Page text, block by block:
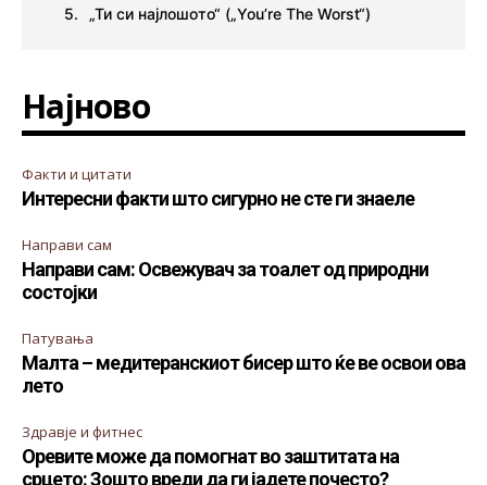
„Ти си најлошото“ („You’re The Worst“)
Најново
Факти и цитати
Интересни факти што сигурно не сте ги знаеле
Направи сам
Направи сам: Освежувач за тоалет од природни
состојки
Патувања
Малта – медитеранскиот бисер што ќе ве освои ова
лето
Здравје и фитнес
Оревите може да помогнат во заштитата на
срцето: Зошто вреди да ги јадете почесто?